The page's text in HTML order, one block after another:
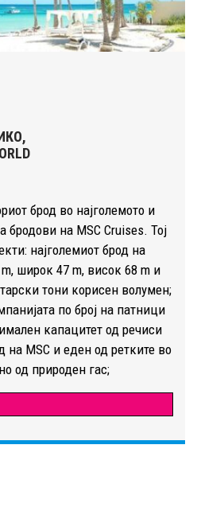
брод во најголемото и
бродови на MSC Cruises. Тој
најголемиот брод на
широк 47 m, висок 68 m и
тони корисен волумен;
по број на патници
капацитет од речиси
на MSC и еден од ретките во
од природен гас;